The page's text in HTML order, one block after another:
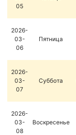
05
2026-
03-
06
Пятница
2026-
03-
07
Суббота
2026-
03-
08
Воскресенье